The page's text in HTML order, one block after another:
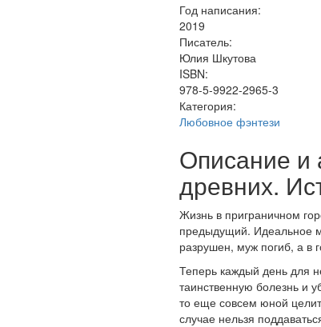
Год написания:
2019
Писатель:
Юлия Шкутова
ISBN:
978-5-9922-2965-3
Категория:
Любовное фэнтези
Описание и
древних.
Жизнь в приграничном
предыдущий. Идеальное
разрушен, муж погиб, а в
Теперь каждый день для
таинственную болезнь и
то еще совсем юной
случае нельзя